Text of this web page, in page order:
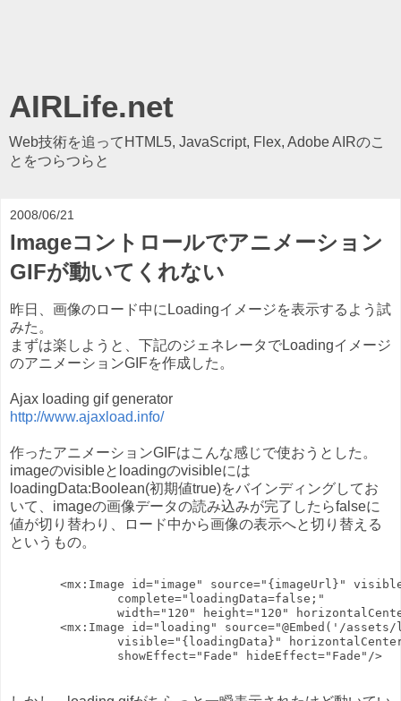
AIRLife.net
Web技術を追ってHTML5, JavaScript, Flex, Adobe AIRのこ
とをつらつらと
2008/06/21
Imageコントロールでアニメーション
GIFが動いてくれない
昨日、画像のロード中にLoadingイメージを表示するよう試
みた。
まずは楽しようと、下記のジェネレータでLoadingイメージ
のアニメーションGIFを作成した。
Ajax loading gif generator
http://www.ajaxload.info/
作ったアニメーションGIFはこんな感じで使おうとした。
imageのvisibleとloadingのvisibleには
loadingData:Boolean(初期値true)をバインディングしてお
いて、imageの画像データの読み込みが完了したらfalseに
値が切り替わり、ロード中から画像の表示へと切り替える
というもの。
<mx:Image id="image" source="{imageUrl}"
               complete="loadingData=false;"
width="120" height="120"
<mx:Image id="loading" source="@Embed('/assets/
visible="{loadingData}"
               showEffect="Fade" hideEffect="Fade"/>